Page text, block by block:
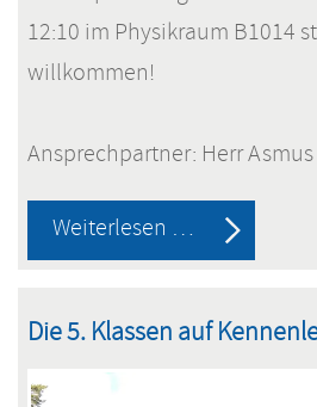
12:10 im Physikraum B1014
willkommen!
Ansprechpartner: Herr Asmus
Weiterlesen … Eine
neue
AG
-
Die 5. Klassen auf